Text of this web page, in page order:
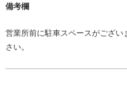
備考欄
営業所前に駐車スペースがござ
さい。